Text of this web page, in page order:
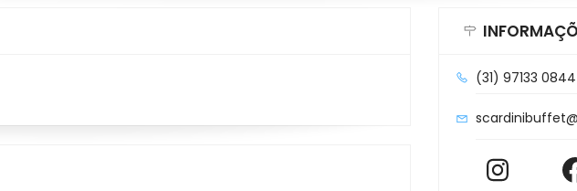
(31) 97133 0844